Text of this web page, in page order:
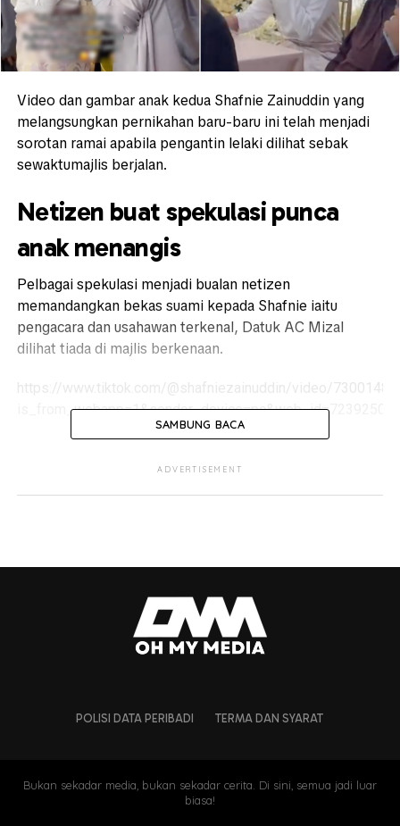
Video dan gambar anak kedua Shafnie Zainuddin yang
melangsungkan pernikahan baru-baru ini telah menjadi
sorotan ramai apabila pengantin lelaki dilihat sebak
sewaktumajlis berjalan.
Netizen buat spekulasi punca
anak menangis
Pelbagai spekulasi menjadi bualan netizen
memandangkan bekas suami kepada Shafnie iaitu
pengacara dan usahawan terkenal, Datuk AC Mizal
dilihat tiada di majlis berkenaan.
https://www.tiktok.com/@shafniezainuddin/video/
SAMBUNG BACA
ADVERTISEMENT
POLISI DATA PERIBADI TERMA DAN SYARAT
Bukan sekadar media, bukan sekadar cerita. Di sini, semua jadi luar
biasa!